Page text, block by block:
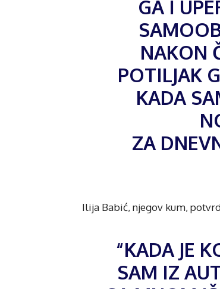
GA I
NAKON
POTILJAK
KADA
ZA
Ilija Babić, njegov kum,
“KADA JE
SAM IZ